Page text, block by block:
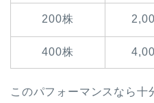
200株
400株
このパフォーマンスなら十